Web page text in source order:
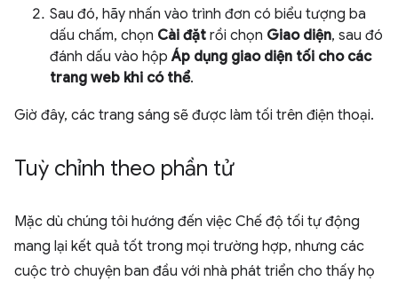
Sau đó, hãy nhấn vào trình đơn có biểu tượng ba
dấu chấm, chọn Cài đặt rồi chọn Giao diện, sau đó
đánh dấu vào hộpÁp dụng giao diện tối cho các
trang web khi có thể.
Giờ đây, các trang sáng sẽ được làm tối trên điện thoại.
Tuỳ chỉnh theo phần tử
Mặc dù chúng tôi hướng đến việc Chế độ tối tự động
mang lại kết quả tốt trong mọi trường hợp, nhưng các
cuộc trò chuyện ban đầu với nhà phát triển cho thấy họ